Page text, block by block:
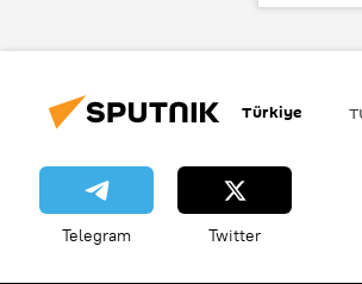
TÜRKİYE
Türkiye
Telegram Twitter